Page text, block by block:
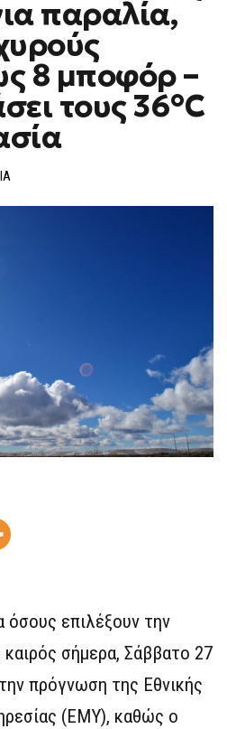
ΣΥΝΘΉΚΕΣ
ΓΙΑ
ΠΑΡΑΛΊΑ,
ΑΛΛΆ
ΜΕ
ΙΣΧΥΡΟΎΣ
ΑΝΈΜΟΥΣ
ΈΩΣ
ΜΠΟΦΌΡ
–
ΤΟΥΣ
παραλία,
8 μποφόρ –
τους 36°C
όσους επιλέξουν την
καιρός σήμερα, Σάββατο 27
πρόγνωση της Εθνικής
(ΕΜΥ), καθώς ο